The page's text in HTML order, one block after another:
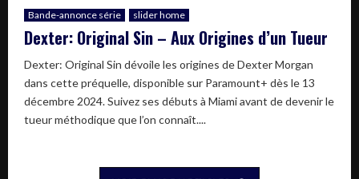
Bande-annonce série slider home
Dexter: Original Sin – Aux Origines d’un Tueur
Dexter: Original Sin dévoile les origines de Dexter Morgan
dans cette préquelle, disponible sur Paramount+ dès le 13
décembre 2024. Suivez ses débuts à Miami avant de devenir le
tueur méthodique que l’on connaît....